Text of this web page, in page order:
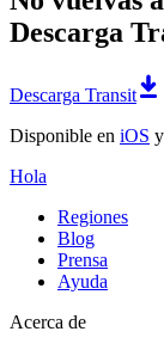
Descarga
Descarga Transit
Disponible en iOS y
Hola
Regiones
Blog
Prensa
Ayuda
Acerca de